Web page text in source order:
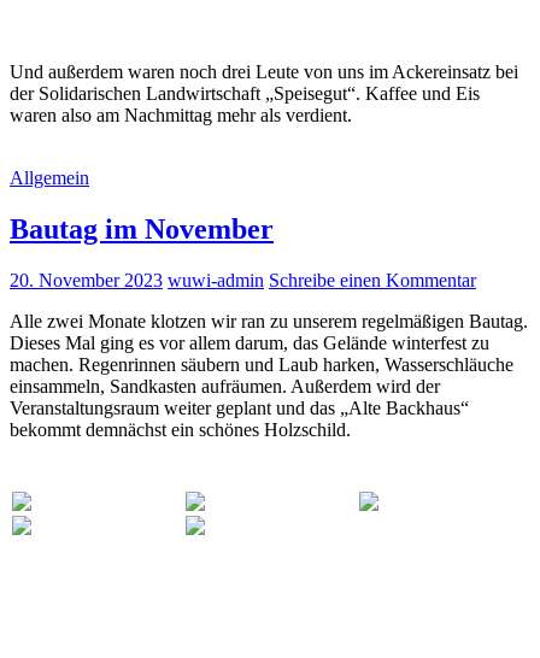
Und außerdem waren noch drei Leute von uns im Ackereinsatz bei
der Solidarischen Landwirtschaft „Speisegut“. Kaffee und Eis
waren also am Nachmittag mehr als verdient.
Allgemein
Bautag im November
20. November 2023 wuwi-admin Schreibe einen Kommentar
Alle zwei Monate klotzen wir ran zu unserem regelmäßigen Bautag.
Dieses Mal ging es vor allem darum, das Gelände winterfest zu
machen. Regenrinnen säubern und Laub harken, Wasserschläuche
einsammeln, Sandkasten aufräumen. Außerdem wird der
Veranstaltungsraum weiter geplant und das „Alte Backhaus“
bekommt demnächst ein schönes Holzschild.